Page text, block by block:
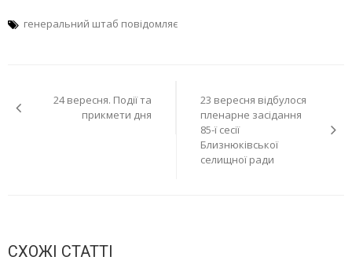
генеральний штаб повідомляє
записів
24 вересня. Події та
прикмети дня
23 вересня відбулося
пленарне засідання
85-ї сесії
Близнюківської
селищної ради
СХОЖІ СТАТТІ